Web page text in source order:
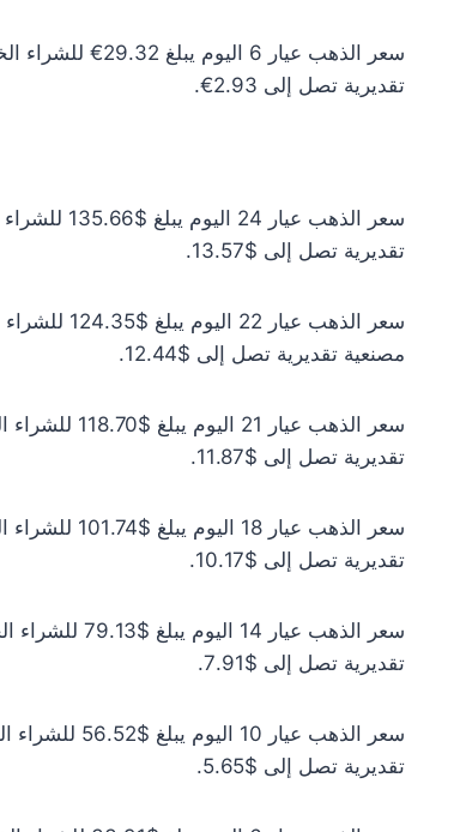
تقديرية تصل إلى 2.93€.
تقديرية تصل إلى $13.57.
مصنعية تقديرية تصل إلى $12.44.
تقديرية تصل إلى $11.87.
تقديرية تصل إلى $10.17.
تقديرية تصل إلى $7.91.
تقديرية تصل إلى $5.65.